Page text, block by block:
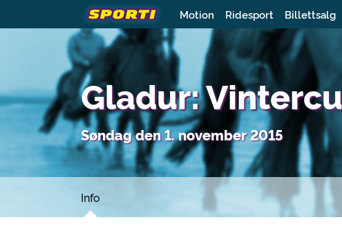
Motion Ridesport Billettsalg
Gladur:
Søndag den 1. november 2015
Info